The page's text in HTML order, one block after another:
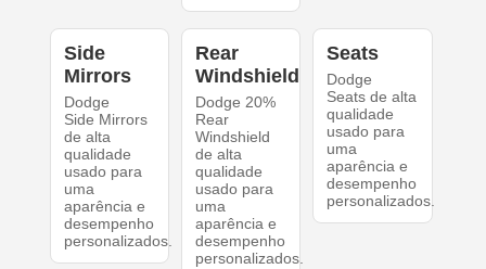
Side
Mirrors
Dodge
Side Mirrors
de alta
qualidade
usado para
uma
aparência e
desempenho
personalizados.
Rear
Windshield
Dodge 20%
Rear
Windshield
de alta
qualidade
usado para
uma
aparência e
desempenho
personalizados.
Seats
Dodge
Seats de alta
qualidade
usado para
uma
aparência e
desempenho
personalizados.